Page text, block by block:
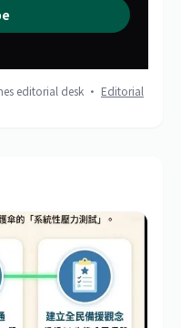
editorial desk · Editorial